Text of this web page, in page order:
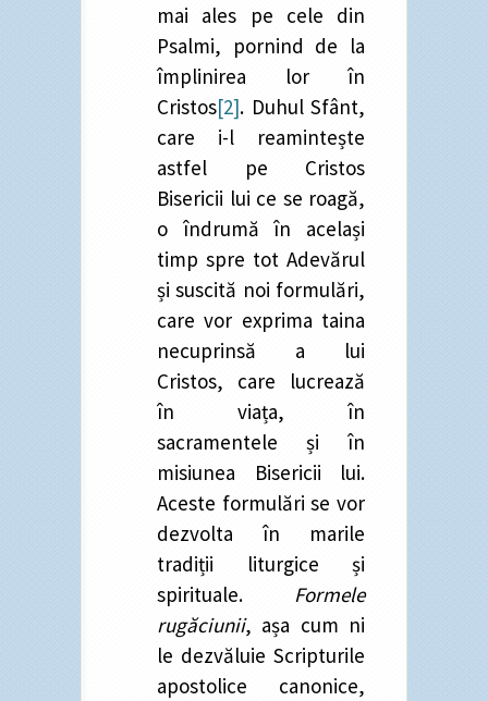
mai ales pe cele din
Psalmi, pornind de la
împlinirea lor în
Cristos[2]. Duhul Sfânt,
care i-l reamintește
astfel pe Cristos
Bisericii lui ce se roagă,
o îndrumă în același
timp spre tot Adevărul
și suscită noi formulări,
care vor exprima taina
necuprinsă a lui
Cristos, care lucrează
în viața, în
sacramentele și în
misiunea Bisericii lui.
Aceste formulări se vor
dezvolta în marile
tradiții liturgice și
spirituale. Formele
rugăciunii, așa cum ni
le dezvăluie Scripturile
apostolice canonice,